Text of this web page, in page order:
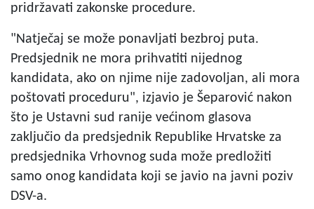
pridržavati zakonske procedure.
"Natječaj se može ponavljati bezbroj puta.
Predsjednik ne mora prihvatiti nijednog
kandidata, ako on njime nije zadovoljan, ali mora
poštovati proceduru", izjavio je Šeparović nakon
što je Ustavni sud ranije većinom glasova
zaključio da predsjednik Republike Hrvatske za
predsjednika Vrhovnog suda može predložiti
samo onog kandidata koji se javio na javni poziv
DSV-a.